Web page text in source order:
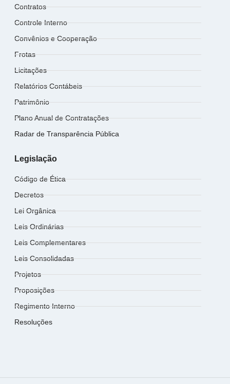
Contratos
Controle Interno
Convênios e Cooperação
Frotas
Licitações
Relatórios Contábeis
Patrimônio
Plano Anual de Contratações
Radar de Transparência Pública
Legislação
Código de Ética
Decretos
Lei Orgânica
Leis Ordinárias
Leis Complementares
Leis Consolidadas
Projetos
Proposições
Regimento Interno
Resoluções